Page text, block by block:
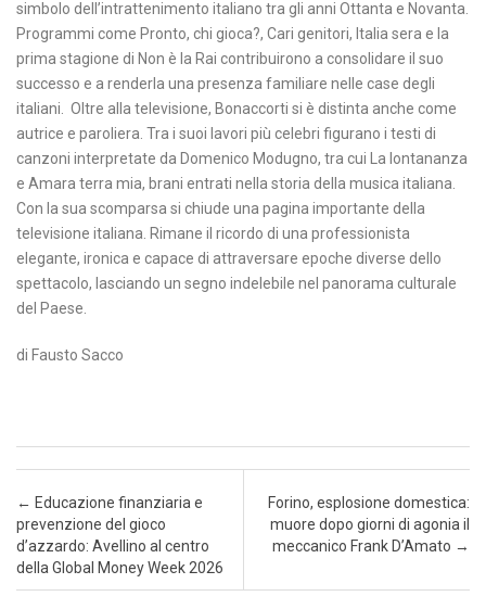
simbolo dell’intrattenimento italiano tra gli anni Ottanta e Novanta.
Programmi come Pronto, chi gioca?, Cari genitori, Italia sera e la
prima stagione di Non è la Rai contribuirono a consolidare il suo
successo e a renderla una presenza familiare nelle case degli
italiani. Oltre alla televisione, Bonaccorti si è distinta anche come
autrice e paroliera. Tra i suoi lavori più celebri figurano i testi di
canzoni interpretate da Domenico Modugno, tra cui La lontananza
e Amara terra mia, brani entrati nella storia della musica italiana.
Con la sua scomparsa si chiude una pagina importante della
televisione italiana. Rimane il ricordo di una professionista
elegante, ironica e capace di attraversare epoche diverse dello
spettacolo, lasciando un segno indelebile nel panorama culturale
del Paese.
di Fausto Sacco
Post navigation
← Educazione finanziaria e
prevenzione del gioco
d’azzardo: Avellino al centro
della Global Money Week 2026
Forino, esplosione domestica:
muore dopo giorni di agonia il
meccanico Frank D’Amato →